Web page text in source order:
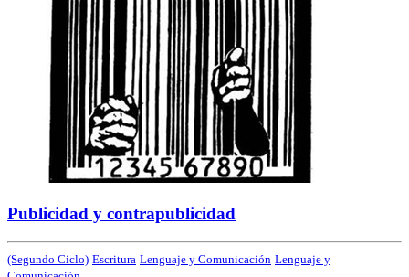
Publicidad y contrapublicidad
(Segundo Ciclo) Escritura Lenguaje y Comunicación Lenguaje y